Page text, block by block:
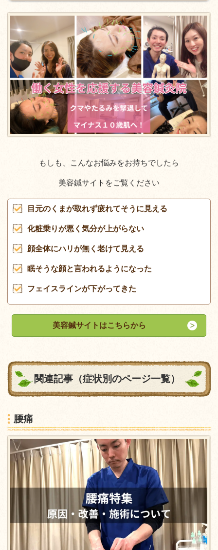
もしも、こんなお悩みをお持ちでしたら
美容鍼サイトをご覧ください
目元のくまが取れず疲れてそうに見える
化粧乗りが悪く気分が上がらない
顔全体にハリが無く老けて見える
眠そうな顔と言われるようになった
フェイスラインが下がってきた
美容鍼サイトはこちらから
関連記事（症状別のページ一覧）
腰痛